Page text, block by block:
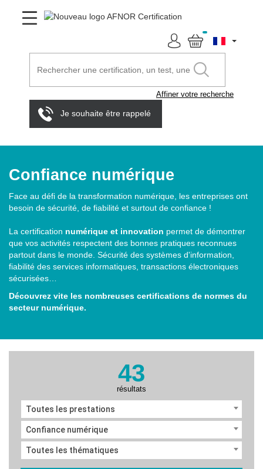
Affiner votre recherche
Je souhaite être rappelé
Confiance numérique
Face au défi de la transformation numérique, les entreprises ont
besoin de sécurité, de fiabilité et surtout de confiance !
La certification numérique et innovation permet de démontrer
que vos activités respectent des bonnes pratiques reconnues
partout dans le monde. Sécurité des systèmes d'information,
fiabilité des services informatiques, transactions électroniques
sécurisées…
Découvrez vite les nombreuses certifications de normes du
secteur numérique.
43
résultats
Toutes les prestations
Confiance numérique
Toutes les thématiques